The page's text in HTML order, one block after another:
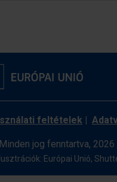
feltételek |
Minden jog fenntartva,
Európai Unió,